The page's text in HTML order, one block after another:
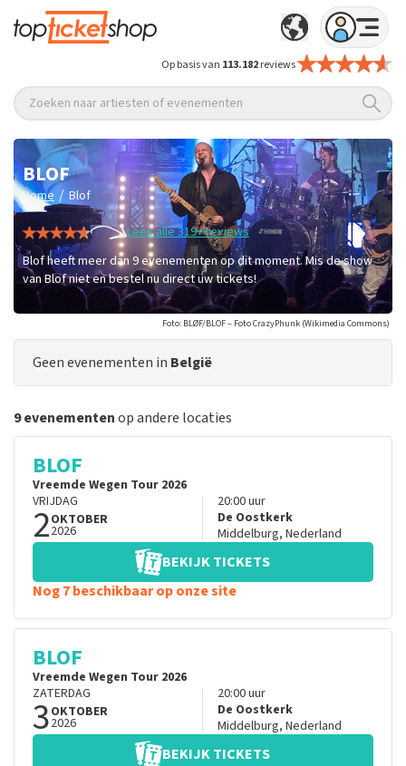
Op basis van 113.182reviews
Zoeken naar artiesten of evenementen
BLOF
Home / Blof
Lees alle 319+ reviews
Blof heeft meer dan 9 evenementen op dit moment. Mis de show
van Blof niet en bestel nu direct uw tickets!
Foto: BLØF/BLOF – Foto CrazyPhunk (Wikimedia Commons)
Geen evenementen in België
9 evenementenop andere locaties
BLOF
Vreemde Wegen Tour 2026
VRIJDAG
2OKTOBER
2026
20:00uur
De Oostkerk
Middelburg, Nederland
BEKIJK TICKETS
Nog 7 beschikbaar op onze site
BLOF
Vreemde Wegen Tour 2026
ZATERDAG
3OKTOBER
2026
20:00uur
De Oostkerk
Middelburg, Nederland
BEKIJK TICKETS